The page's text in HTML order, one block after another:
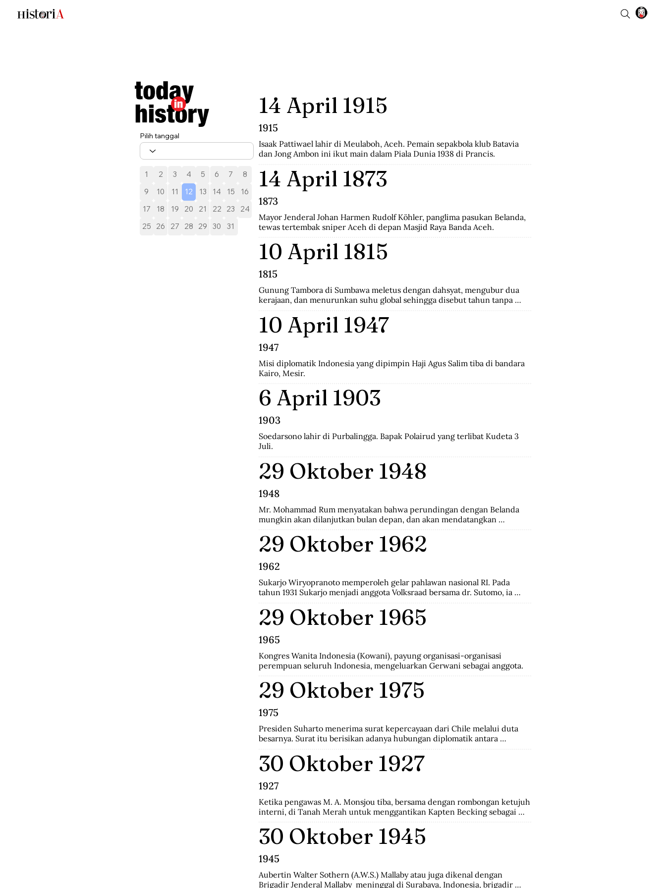
Pilih tanggal
1 2 3 4 5 6 7
8
9
10 11 12 13 14 15
16
17
18 19 20 21 22 23
24
25
26 27 28 29 30 31
14 April 1915
1915
Isaak Pattiwael lahir di Meulaboh, Aceh. Pemain sepakbola klub Batavia
dan Jong Ambon ini ikut main dalam Piala Dunia 1938 di Prancis.
14 April 1873
1873
Mayor Jenderal Johan Harmen Rudolf Köhler, panglima pasukan Belanda,
tewas tertembak sniper Aceh di depan Masjid Raya Banda Aceh.
10 April 1815
1815
Gunung Tambora di Sumbawa meletus dengan dahsyat, mengubur dua
kerajaan, dan menurunkan suhu global sehingga disebut tahun tanpa
10 April 1947
1947
Misi diplomatik Indonesia yang dipimpin Haji Agus Salim tiba di bandara
Kairo, Mesir.
6 April 1903
1903
Soedarsono lahir di Purbalingga. Bapak Polairud yang terlibat Kudeta 3
Juli.
29 Oktober 1948
1948
Mr. Mohammad Rum menyatakan bahwa perundingan dengan Belanda
mungkin akan dilanjutkan bulan depan, dan akan mendatangkan
29 Oktober 1962
1962
Sukarjo Wiryopranoto memperoleh gelar pahlawan nasional RI. Pada
tahun 1931 Sukarjo menjadi anggota Volksraad bersama dr. Sutomo, ia
pindah ke Partai Indonesia Raya (Parindra). Seteleh kemerdekaan,
Sukarjo pernah menduduki jabatan Duta Besar Indonesia Republik
29 Oktober 1965
1965
Kongres Wanita Indonesia (Kowani), payung organisasi-organisasi
perempuan seluruh Indonesia, mengeluarkan Gerwani sebagai anggota.
29 Oktober 1975
1975
Presiden Suharto menerima surat kepercayaan dari Chile melalui duta
besarnya. Surat itu berisikan adanya hubungan diplomatik antara
30 Oktober 1927
1927
Ketika pengawas M. A. Monsjou tiba, bersama dengan rombongan ketujuh
interni, di Tanah Merah untuk menggantikan Kapten Becking sebagai
penduduk kamp tercatat 930 terdiri 538 interni dan 382 anggota
keluarga.
30 Oktober 1945
1945
Aubertin Walter Sothern (A.W.S.) Mallaby atau juga dikenal dengan
Brigadir Jenderal Mallaby  meninggal di Surabaya, Indonesia, brigadir